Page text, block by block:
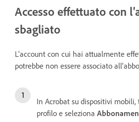
Accesso effettuato con
sbagliato
L'account con cui hai attualmente
potrebbe non essere associato
In Acrobat su dispositivi
profilo e seleziona